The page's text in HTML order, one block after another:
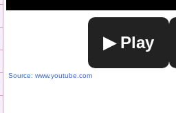
▶ Play
Source: www.youtube.com